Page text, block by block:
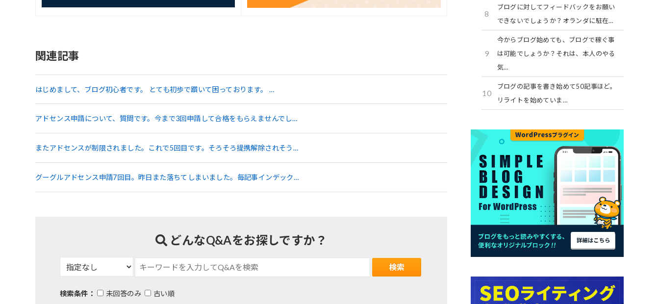
関連記事
はじめまして、ブログ初心者です。 とても初歩で躓いて困っております。 …
アドセンス申請について、質問です。今まで3回申請して合格をもらえませんでし…
またアドセンスが制限されました。これで5回目です。そろそろ提携解除されそう…
グーグルアドセンス申請7回目。昨日また落ちてしまいました。毎記事インデック…
どんなQ&Aをお探しですか？
検索条件： 未回答のみ 古い順
8
ブログに対してフィードバックをお願い
できないでしょうか？オランダに駐在…
9
今からブログ始めても、ブログで稼ぐ事
は可能でしょうか？それは、本人のやる
気…
10
ブログの記事を書き始めて50記事ほど。
リライトを始めていま…